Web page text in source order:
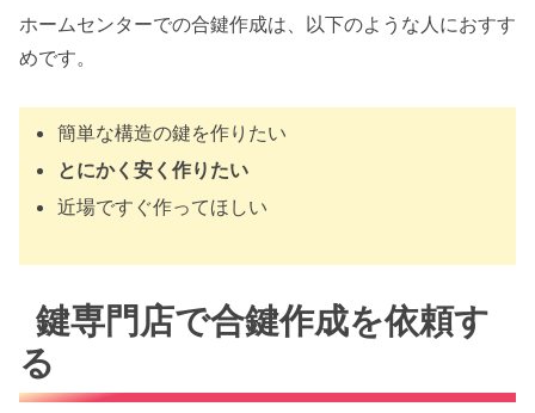
ホームセンターでの合鍵作成は、以下のような人におすす
めです。
簡単な構造の鍵を作りたい
とにかく安く作りたい
近場ですぐ作ってほしい
鍵専門店で合鍵作成を依頼す
る